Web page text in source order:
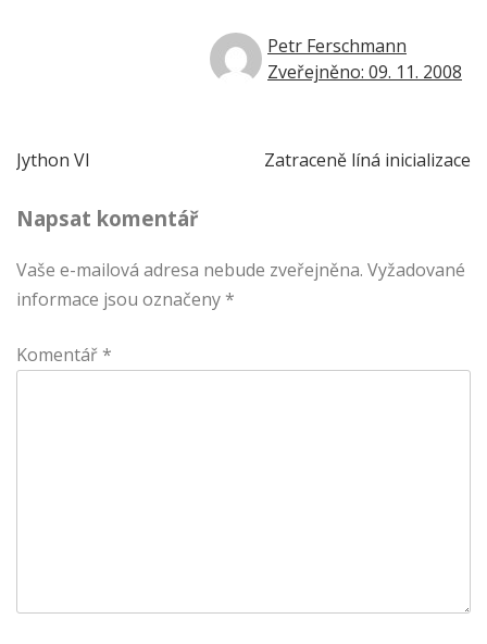
Petr Ferschmann
Zveřejněno: 09. 11. 2008
Navigace
pro
příspěvek
Jython VI Zatraceně líná inicializace
Napsat komentář
Vaše e-mailová adresa nebude zveřejněna. Vyžadované
informace jsou označeny *
Komentář *